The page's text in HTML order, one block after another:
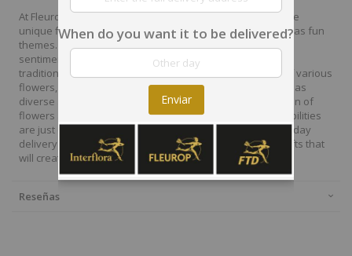
At Fleurop, our skilled floral designers endeavour to create
unique floral designs, with imaginative, thoughtful as well as fun
themes. Each bouquet is personally crafted to conjure the
sentiments you want to convey with the flowers. From a
traditional bouquet of red roses to modern assortment of various
flowers, now it is easier to send different flowers that are as
diverse as your expressions. Choose from a vast collection of
flowers and gift baskets for delivery at Fleurop, the possibilities
are just endless. Surprise your loved ones with the same day
delivery of fresh flowers arrangements and wonderful gifts that
will create memories to last a lifetime.
Reseñas
When do you want it to be delivered?
Enviar